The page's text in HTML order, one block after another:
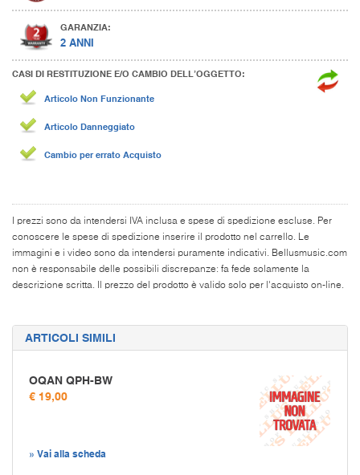
GARANZIA:
2 ANNI
CASI DI RESTITUZIONE E/O CAMBIO DELL’OGGETTO:
Articolo Non Funzionante
Articolo Danneggiato
Cambio per errato Acquisto
I prezzi sono da intendersi IVA inclusa e spese di spedizione escluse. Per
conoscere le spese di spedizione inserire il prodotto nel carrello. Le
immagini e i video sono da intendersi puramente indicativi. Bellusmusic.com
non è responsabile delle possibili discrepanze: fa fede solamente la
descrizione scritta. Il prezzo del prodotto è valido solo per l'acquisto on-line.
ARTICOLI SIMILI
OQAN QPH-BW
€ 19,00
» Vai alla scheda